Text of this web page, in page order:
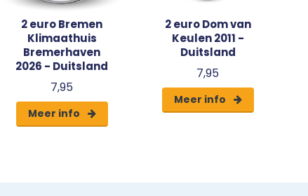
2 euro Bremen
Klimaathuis
Bremerhaven
2026 - Duitsland
7,95
Meer info
2 euro Dom van
Keulen 2011 -
Duitsland
7,95
Meer info